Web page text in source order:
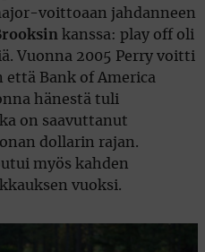
voittoaan jahdanneen
kanssa: play off oli
Vuonna 2005 Perry voitti
Bank of America
hänestä tuli
on saavuttanut
dollarin rajan.
myös kahden
vuoksi.